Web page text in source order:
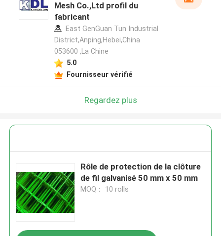
Mesh Co.,Ltd profil du
fabricant
East GenGuan Tun Industrial
District,Anping,Hebei,China
053600 ,La Chine
5.0
Fournisseur vérifié
Regardez plus
Rôle de protection de la clôture
de fil galvanisé 50 mm x 50 mm
MOQ： 10 rolls